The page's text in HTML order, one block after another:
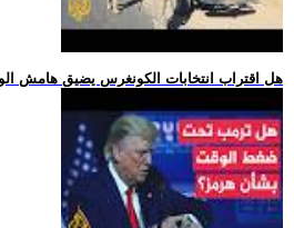
.. هل اقتراب انتخابات الكونغرس يضيق هامش